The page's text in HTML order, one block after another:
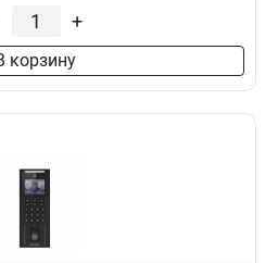
+
корзину